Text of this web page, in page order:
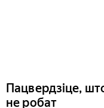
Пацвердзіце,
не робат